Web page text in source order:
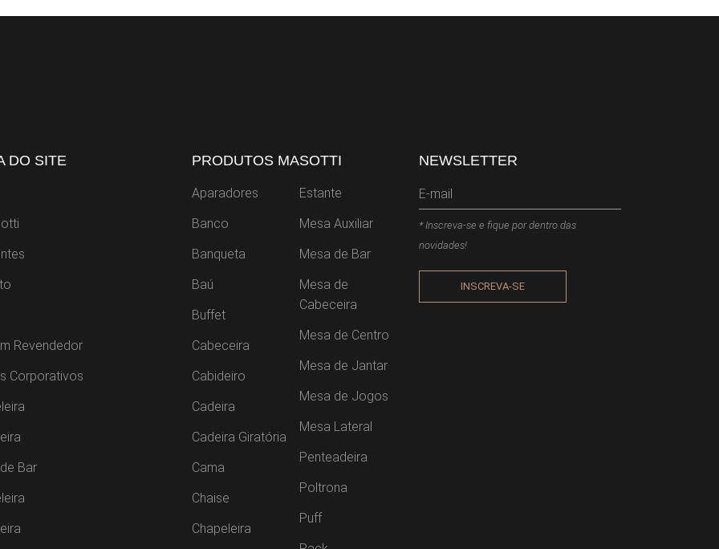
DO SITE
Revendedor
Corporativos
Bar
PRODUTOS MASOTTI
Aparadores
Banco
Banqueta
Baú
Buffet
Cabeceira
Cabideiro
Cadeira
Cadeira Giratória
Cama
Chaise
Chapeleira
Estante
Mesa Auxiliar
Mesa de Bar
Mesa de
Cabeceira
Mesa de Centro
Mesa de Jantar
Mesa de Jogos
Mesa Lateral
Penteadeira
Poltrona
Puff
NEWSLETTER
* Inscreva-se e fique por dentro das
novidades!
INSCREVA-SE